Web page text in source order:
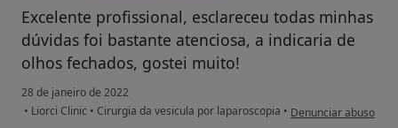
Excelente profissional, esclareceu todas minhas
dúvidas foi bastante atenciosa, a indicaria de
olhos fechados, gostei muito!
28 de janeiro de 2022
• Liorci Clinic • Cirurgia da vesicula por laparoscopia • na opinião do
Denunciar abuso